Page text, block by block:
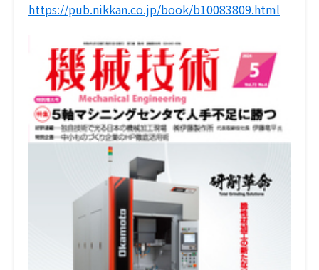
https://pub.nikkan.co.jp/book/b10083809.html